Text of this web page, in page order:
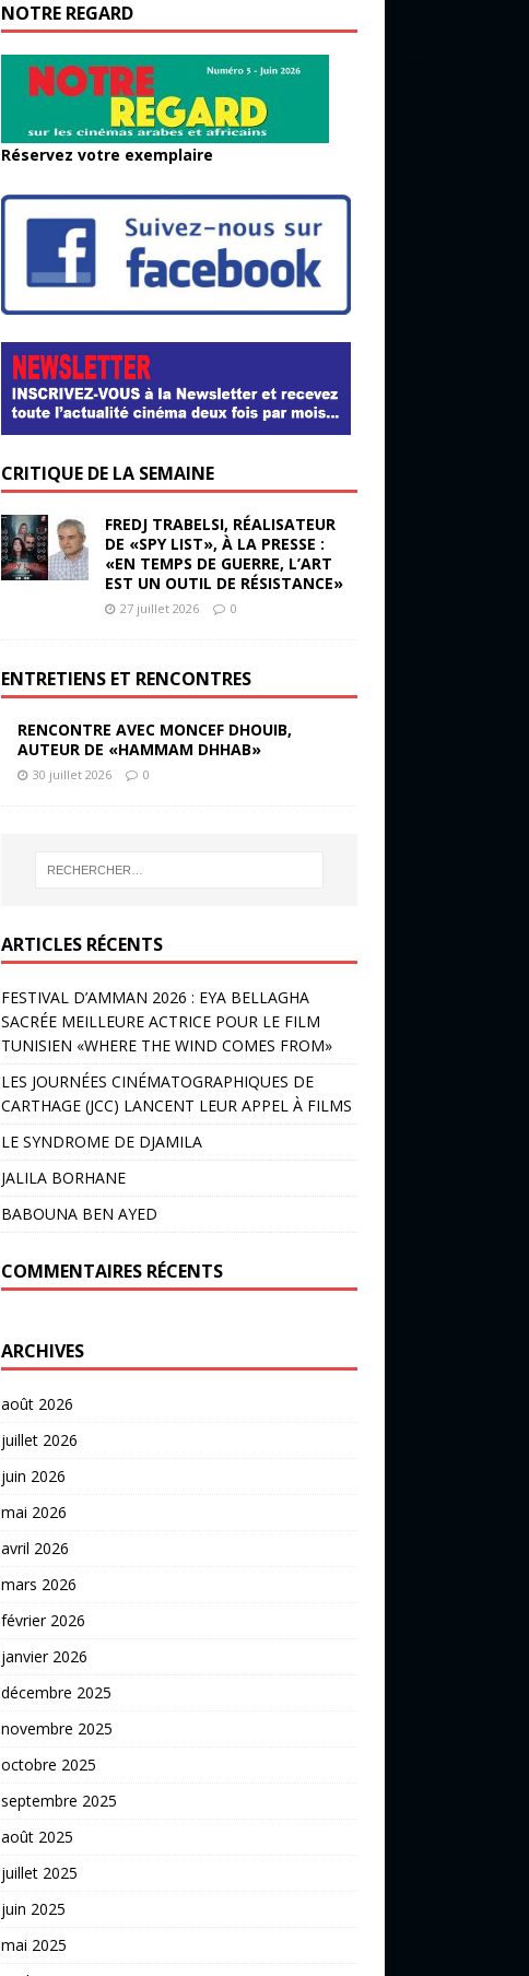
NOTRE REGARD
Réservez votre exemplaire
CRITIQUE DE LA SEMAINE
FREDJ TRABELSI, RÉALISATEUR
DE «SPY LIST», À LA PRESSE :
«EN TEMPS DE GUERRE, L’ART
EST UN OUTIL DE RÉSISTANCE»
27 juillet 2026 0
ENTRETIENS ET RENCONTRES
RENCONTRE AVEC MONCEF DHOUIB,
AUTEUR DE «HAMMAM DHHAB»
30 juillet 2026 0
ARTICLES RÉCENTS
FESTIVAL D’AMMAN 2026 : EYA BELLAGHA
SACRÉE MEILLEURE ACTRICE POUR LE FILM
TUNISIEN «WHERE THE WIND COMES FROM»
LES JOURNÉES CINÉMATOGRAPHIQUES DE
CARTHAGE (JCC) LANCENT LEUR APPEL À FILMS
LE SYNDROME DE DJAMILA
JALILA BORHANE
BABOUNA BEN AYED
COMMENTAIRES RÉCENTS
ARCHIVES
août 2026
juillet 2026
juin 2026
mai 2026
avril 2026
mars 2026
février 2026
janvier 2026
décembre 2025
novembre 2025
octobre 2025
septembre 2025
août 2025
juillet 2025
juin 2025
mai 2025